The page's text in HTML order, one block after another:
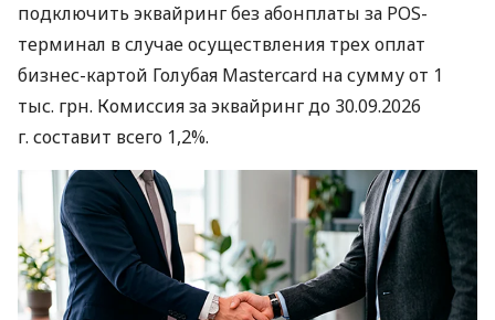
подключить эквайринг без абонплаты за POS-
терминал в случае осуществления трех оплат
бизнес-картой Голубая Mastercard на сумму от 1
тыс. грн. Комиссия за эквайринг до 30.09.2026
г. составит всего 1,2%.